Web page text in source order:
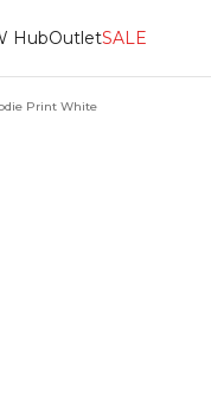
HubOutletSALE
Print White